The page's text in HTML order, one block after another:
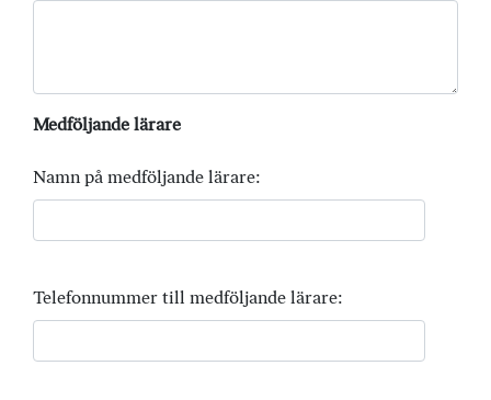
Medföljande lärare
Namn på medföljande lärare:
Telefonnummer till medföljande lärare: